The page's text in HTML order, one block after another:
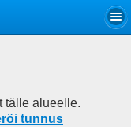
tälle alueelle.
tunnus